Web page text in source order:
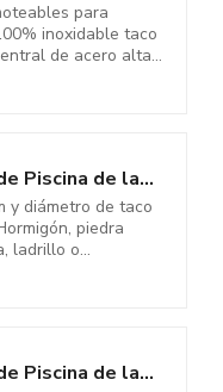
para
inoxidable taco
de acero alta...
BricoLoco Tacos de Piscina de latón, Tornillo INOX A2 | Sistema de Anclaje...
y diámetro de taco
piedra
ladrillo o...
BricoLoco Tacos de Piscina de latón, Tornillo INOX A2 | Sistema de Anclaje...